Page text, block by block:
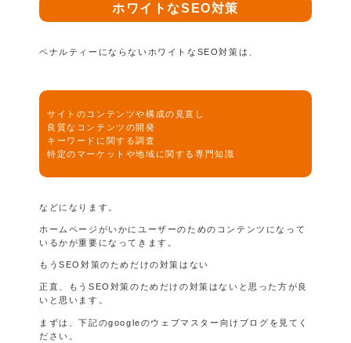
ホワイトなSEO対策
ペナルティーにならないホワイトなSEO対策は、
サイトのコンテンツや構成の見直し
良質なコンテンツの開発
キーワードに関する調査
特定のマーケットや地域に関する専門知識
などになります。
ホームページがいかにユーザーのためのコンテンツになって
いるかが重要になってきます。
もうSEO対策のためだけの対策はない
正直、もうSEO対策のためだけの対策はないと思った方が良
いと思います。
まずは、下記のgoogleのウェブマスター向けブログを見てく
ださい。